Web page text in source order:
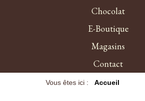
Chocolat
E-Boutique
Magasins
Contact
Vous êtes ici : Accueil